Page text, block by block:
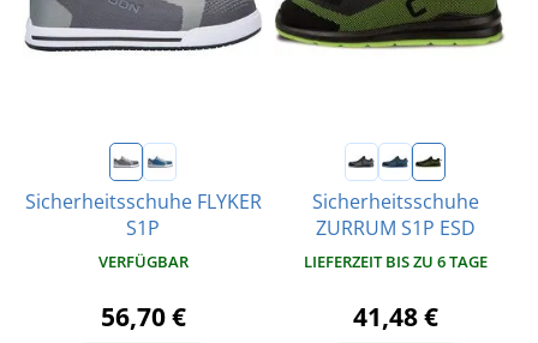
Sicherheitsschuhe FLYKER
S1P
VERFÜGBAR
56,70 €
Sicherheitsschuhe
ZURRUM S1P ESD
LIEFERZEIT BIS ZU 6 TAGE
41,48 €